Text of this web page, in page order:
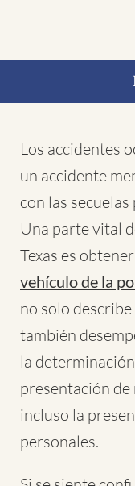
Los accidentes
un accidente
con las
Una parte vital
Texas es
vehículo de la
no solo
también
la
presentación de
incluso la
personales.